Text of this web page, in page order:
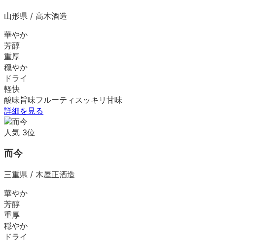
山形県 / 高木酒造
華やか
芳醇
重厚
穏やか
ドライ
軽快
酸味旨味フルーティ スッキリ 甘味
詳細を見る
人気 3位
而今
三重県 / 木屋正酒造
華やか
芳醇
重厚
穏やか
ドライ